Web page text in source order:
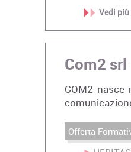
Vedi
Com2
COM2
Offerta